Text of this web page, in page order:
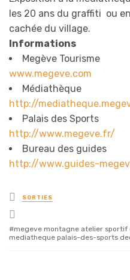
les 20 ans du graffiti ou
cachée du village.
Informations
Megève Tourisme
www.megeve.com
Médiathèque
http://
Palais des Sports
http://www.megeve.fr/
Bureau des guides
http://www.guides-
Posted
in
SORTIES
megeve montagne atelier sportif
mediatheque palais-des-sports